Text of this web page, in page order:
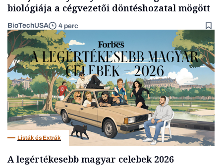
biológiája a cégvezetői döntéshozatal mögött
BioTechUSA 4 perc
Listák és Extrák
A legértékesebb magyar celebek 2026